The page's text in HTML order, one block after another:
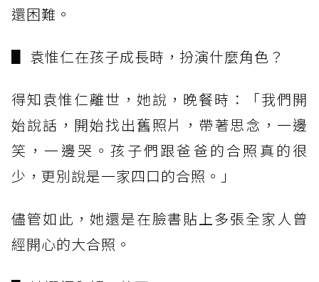
還困難。
▋ 袁惟仁在孩子成長時，扮演什麼角色？
得知袁惟仁離世，她說，晚餐時：「我們開
始說話，開始找出舊照片，帶著思念，一邊
笑，一邊哭。孩子們跟爸爸的合照真的很
少，更別說是一家四口的合照。」
儘管如此，她還是在臉書貼上多張全家人曾
經開心的大合照。